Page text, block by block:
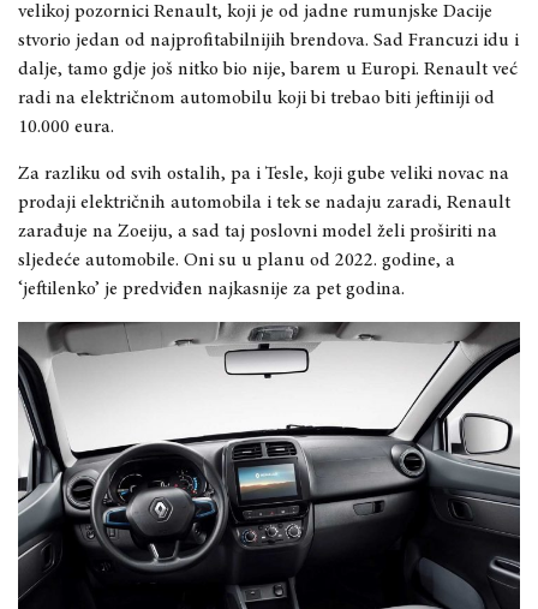
velikoj pozornici Renault, koji je od jadne rumunjske Dacije
stvorio jedan od najprofitabilnijih brendova. Sad Francuzi idu i
dalje, tamo gdje još nitko bio nije, barem u Europi. Renault već
radi na električnom automobilu koji bi trebao biti jeftiniji od
10.000 eura.
Za razliku od svih ostalih, pa i Tesle, koji gube veliki novac na
prodaji električnih automobila i tek se nadaju zaradi, Renault
zarađuje na Zoeiju, a sad taj poslovni model želi proširiti na
sljedeće automobile. Oni su u planu od 2022. godine, a
‘jeftilenko’ je predviđen najkasnije za pet godina.